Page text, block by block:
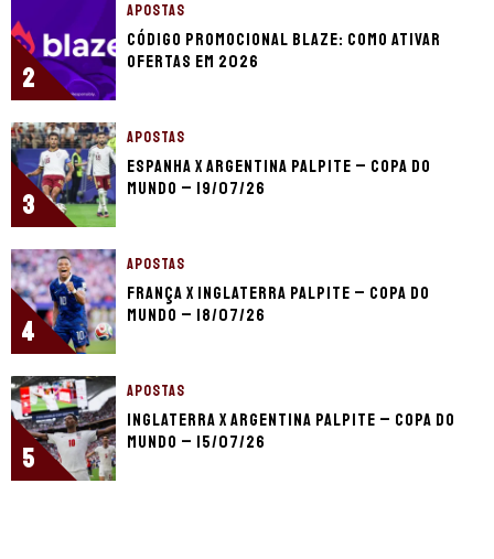
2
APOSTAS
Código promocional Blaze: como ativar
ofertas em 2026
3
APOSTAS
Espanha x Argentina palpite – Copa do
Mundo – 19/07/26
4
APOSTAS
França x Inglaterra palpite – Copa do
Mundo – 18/07/26
5
APOSTAS
Inglaterra x Argentina palpite – Copa do
Mundo – 15/07/26